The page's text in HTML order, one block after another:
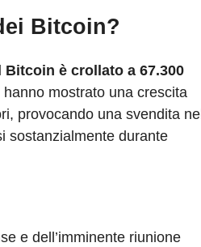
Bitcoin?
Bitcoin è crollato a 67.300
mostrato una crescita
provocando una svendita nel
sostanzialmente durante
e dell’imminente riunione